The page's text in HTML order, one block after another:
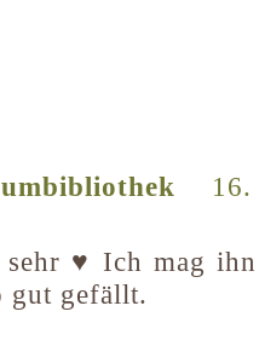
16.
♥ Ich mag
gut gefällt.